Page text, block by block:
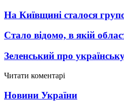
На Київщині сталося
Стало відомо, в якій
Зеленський про
Читати коментарі
Новини України